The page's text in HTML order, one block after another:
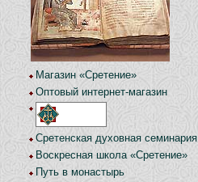
Магазин «Сретение»
Оптовый интернет-магазин
Сретенская духовная семинария
Воскресная школа «Сретение»
Путь в монастырь